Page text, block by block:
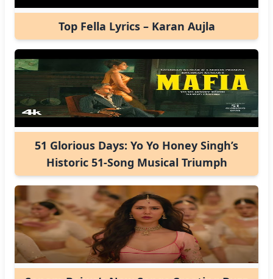
Top Fella Lyrics – Karan Aujla
51 Glorious Days: Yo Yo Honey Singh’s
Historic 51-Song Musical Triumph